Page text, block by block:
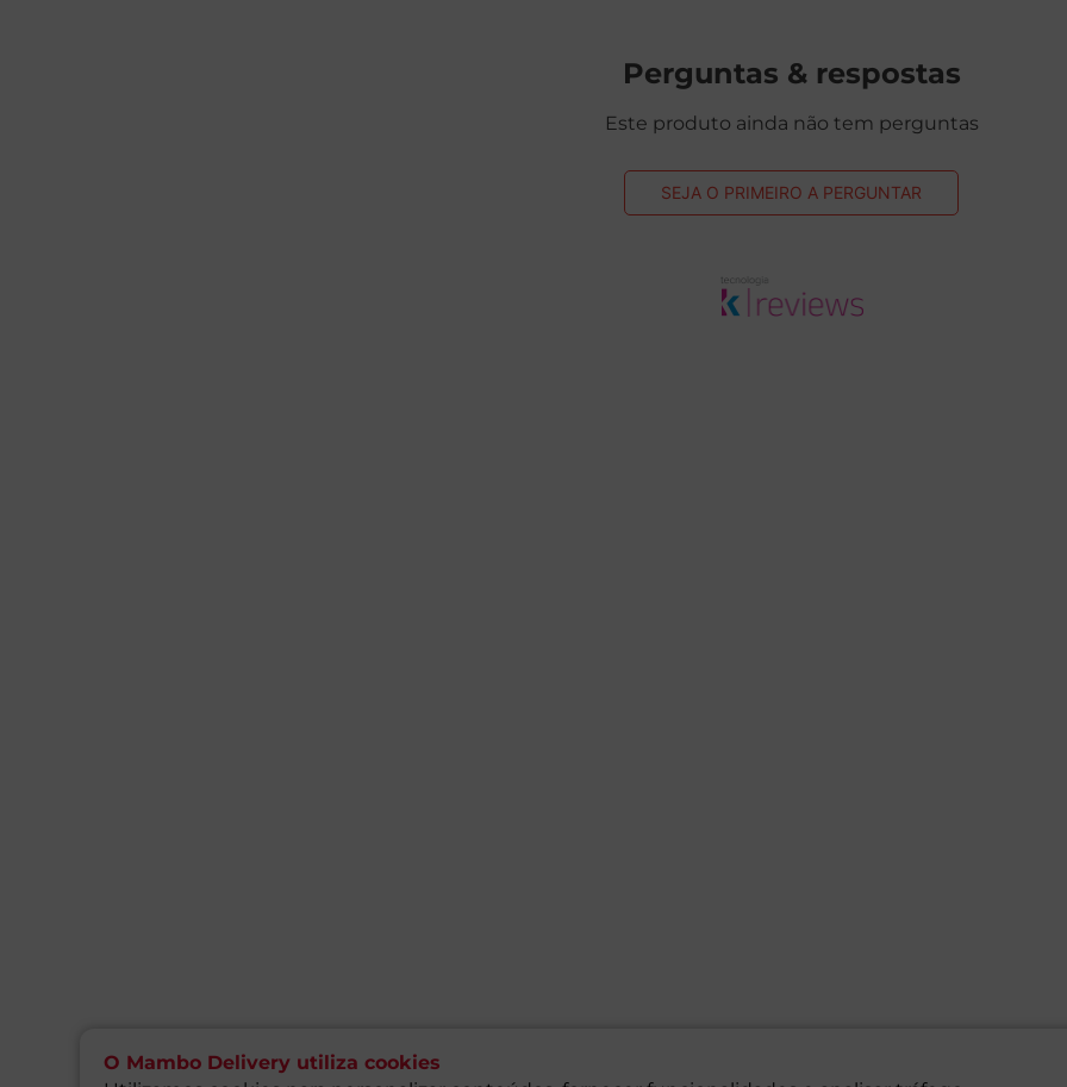
O Mambo Delivery utiliza cookies
Perguntas & respostas
Este produto ainda não tem perguntas
SEJA O PRIMEIRO A PERGUNTAR